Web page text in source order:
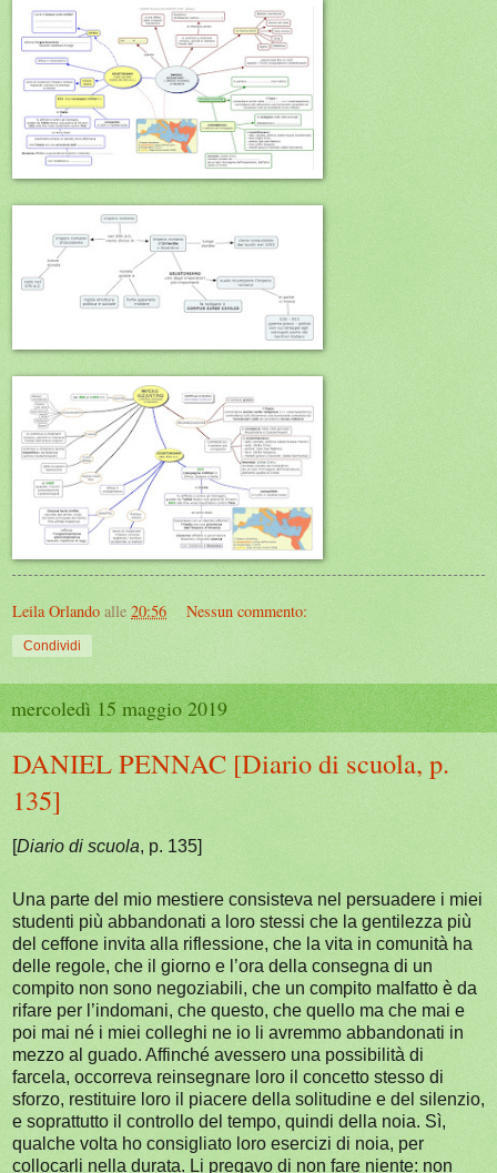
Leila Orlando alle 20:56 Nessun commento:
Condividi
mercoledì 15 maggio 2019
DANIEL PENNAC [Diario di scuola, p.
135]
[Diario di scuola, p. 135]
Una parte del mio mestiere consisteva nel persuadere i miei
studenti più abbandonati a loro stessi che la gentilezza più
del ceffone invita alla riflessione, che la vita in comunità ha
delle regole, che il giorno e l’ora della consegna di un
compito non sono negoziabili, che un compito malfatto è da
rifare per l’indomani, che questo, che quello ma che mai e
poi mai né i miei colleghi ne io li avremmo abbandonati in
mezzo al guado. Affinché avessero una possibilità di
farcela, occorreva reinsegnare loro il concetto stesso di
sforzo, restituire loro il piacere della solitudine e del silenzio,
e soprattutto il controllo del tempo, quindi della noia. Sì,
qualche volta ho consigliato loro esercizi di noia, per
collocarli nella durata. Li pregavo di non fare niente: non